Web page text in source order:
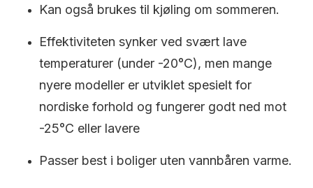
Kan også brukes til kjøling om sommeren.
Effektiviteten synker ved svært lave
temperaturer (under -20°C), men mange
nyere modeller er utviklet spesielt for
nordiske forhold og fungerer godt ned mot
-25°C eller lavere
Passer best i boliger uten vannbåren varme.